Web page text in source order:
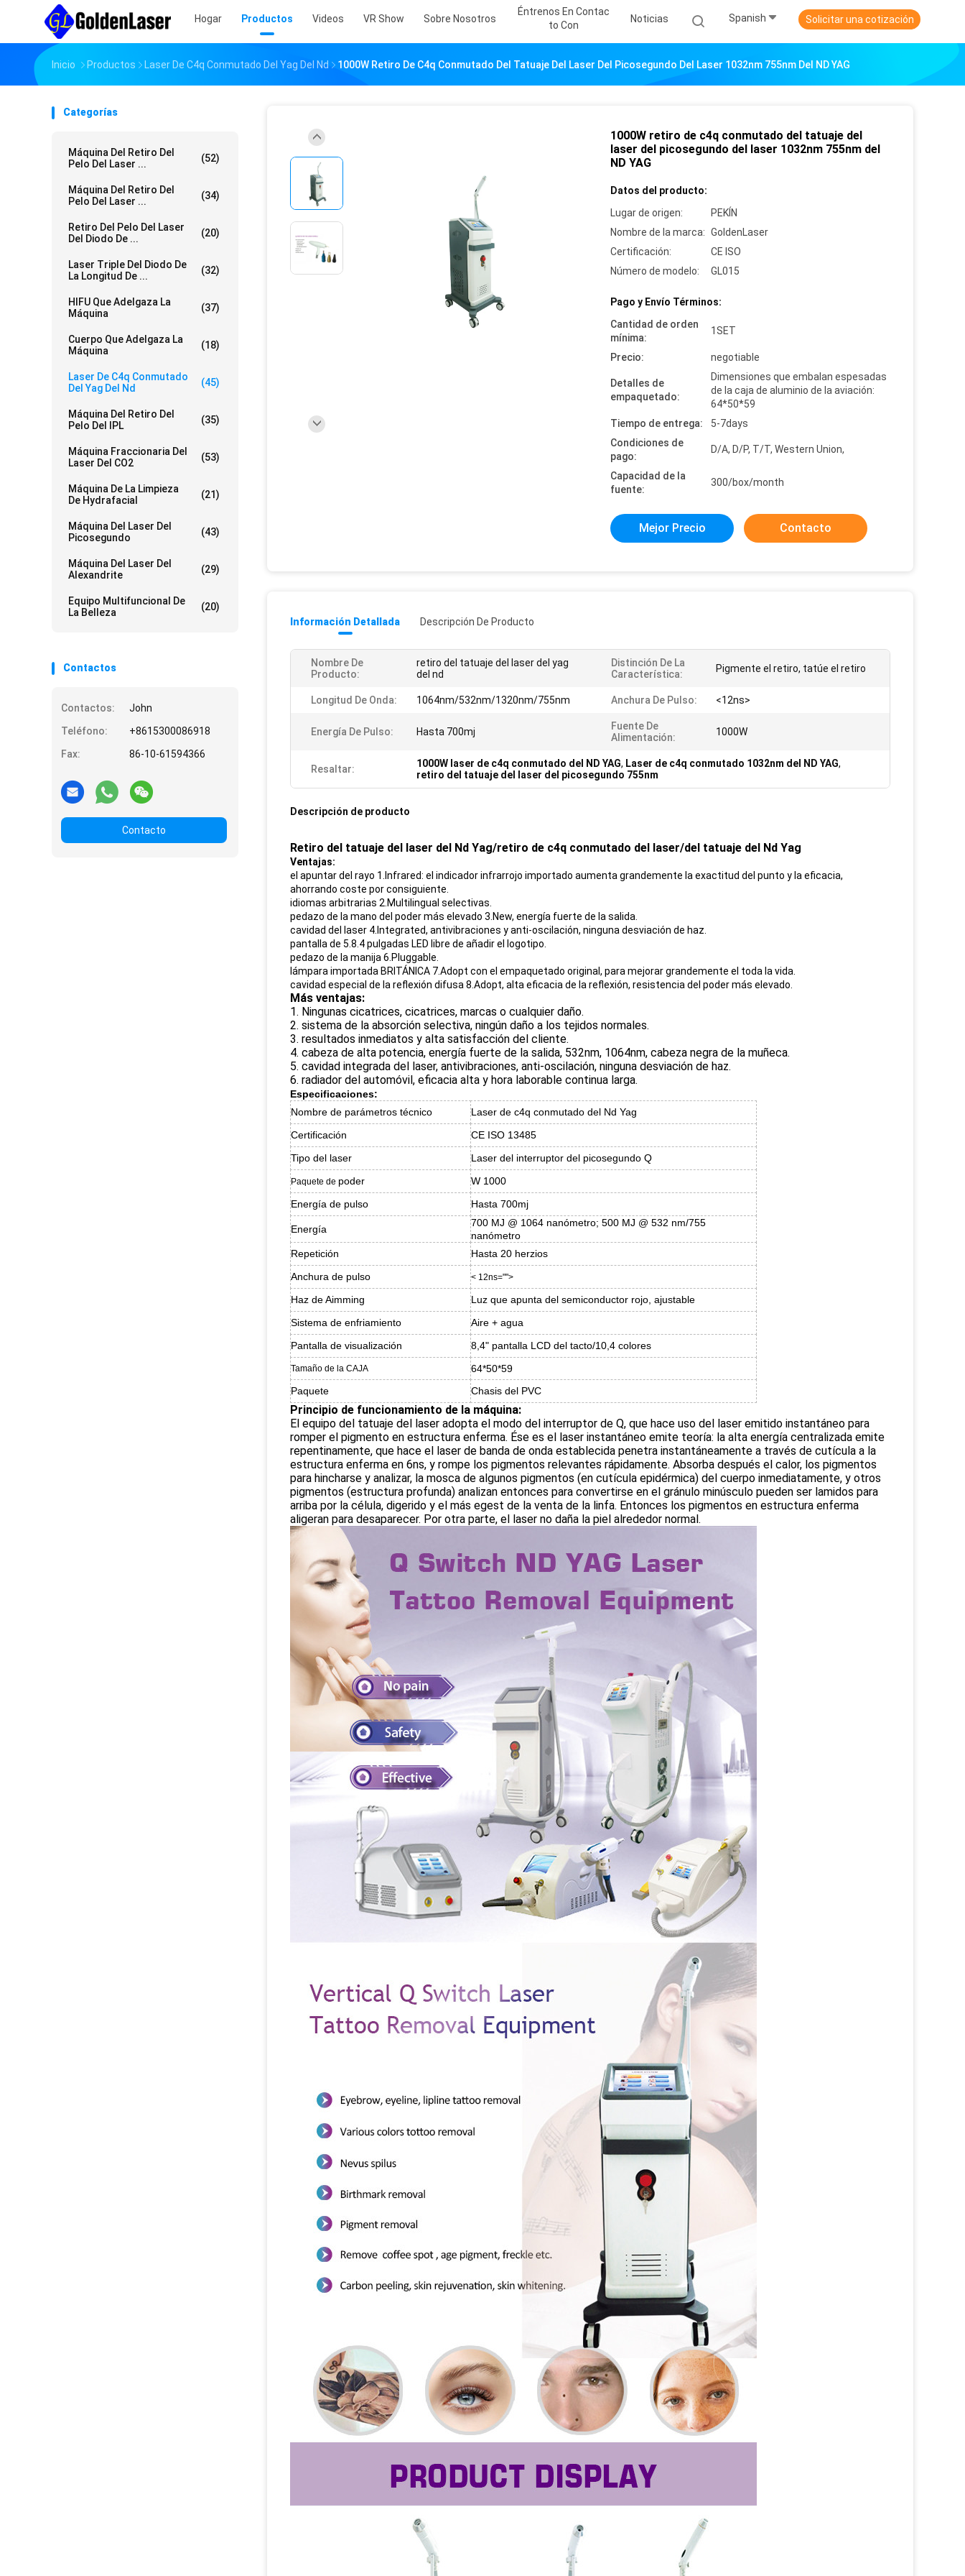
Hogar Productos Videos VR Show Sobre Nosotros
Éntrenos En Contac
To Con
Noticias Spanish Solicitar una cotización
Inicio Productos Laser De C4q Conmutado Del Yag Del Nd 1000W Retiro De C4q Conmutado Del Tatuaje Del Laser Del Picosegundo Del Laser 1032nm 755nm Del ND YAG
Categorías
Máquina Del Retiro Del
Pelo Del Laser ...
(52)
Máquina Del Retiro Del
Pelo Del Laser ...
(34)
Retiro Del Pelo Del Laser
Del Diodo De ...
(20)
Laser Triple Del Diodo De
La Longitud De ...
(32)
HIFU Que Adelgaza La
Máquina
(37)
Cuerpo Que Adelgaza La
Máquina
(18)
Laser De C4q Conmutado
Del Yag Del Nd
(45)
Máquina Del Retiro Del
Pelo Del IPL
(35)
Máquina Fraccionaria Del
Laser Del CO2
(53)
Máquina De La Limpieza
De Hydrafacial
(21)
Máquina Del Laser Del
Picosegundo
(43)
Máquina Del Laser Del
Alexandrite
(29)
Equipo Multifuncional De
La Belleza
(20)
Contactos
Contactos:
John
Teléfono:
+8615300086918
Fax:
86-10-61594366
Contacto
1000W retiro de c4q conmutado del tatuaje del
laser del picosegundo del laser 1032nm 755nm del
ND YAG
Datos del producto:
Lugar de origen:
PEKÍN
Nombre de la marca: GoldenLaser
Certificación:
CE ISO
Número de modelo:
GL015
Pago y Envío Términos:
Cantidad de orden
mínima:
1SET
Precio: negotiable
Detalles de
empaquetado:
Dimensiones que embalan espesadas
de la caja de aluminio de la aviación:
64*50*59
Tiempo de entrega:
5-7days
Condiciones de
pago:
D/A, D/P, T/T, Western Union,
Capacidad de la
fuente:
300/box/month
Mejor Precio Contacto
Información Detallada Descripción De Producto
Nombre De
Producto:
retiro del tatuaje del laser del yag
del nd
Distinción De La
Característica:
Pigmente el retiro, tatúe el retiro
Longitud De Onda: 1064nm/532nm/1320nm/755nm Anchura De Pulso: <12ns>
Energía De Pulso: Hasta 700mj
Fuente De
Alimentación:
1000W
Resaltar: 1000W laser de c4q conmutado del ND YAG, Laser de c4q conmutado 1032nm del ND YAG,
retiro del tatuaje del laser del picosegundo 755nm
Descripción de producto
Retiro del tatuaje del laser del Nd Yag/retiro de c4q conmutado del laser/del tatuaje del Nd Yag
Ventajas:
el apuntar del rayo 1.Infrared: el indicador infrarrojo importado aumenta grandemente la exactitud del punto y la eficacia,
ahorrando coste por consiguiente.
idiomas arbitrarias 2.Multilingual selectivas.
pedazo de la mano del poder más elevado 3.New, energía fuerte de la salida.
cavidad del laser 4.Integrated, antivibraciones y anti-oscilación, ninguna desviación de haz.
pantalla de 5.8.4 pulgadas LED libre de añadir el logotipo.
pedazo de la manija 6.Pluggable.
lámpara importada BRITÁNICA 7.Adopt con el empaquetado original, para mejorar grandemente el toda la vida.
cavidad especial de la reflexión difusa 8.Adopt, alta eficacia de la reflexión, resistencia del poder más elevado.
Más ventajas:
1. Ningunas cicatrices, cicatrices, marcas o cualquier daño.
2. sistema de la absorción selectiva, ningún daño a los tejidos normales.
3. resultados inmediatos y alta satisfacción del cliente.
4. cabeza de alta potencia, energía fuerte de la salida, 532nm, 1064nm, cabeza negra de la muñeca.
5. cavidad integrada del laser, antivibraciones, anti-oscilación, ninguna desviación de haz.
6. radiador del automóvil, eficacia alta y hora laborable continua larga.
Especificaciones:
Nombre de parámetros técnico
Laser de c4q conmutado del Nd Yag
Certificación
CE ISO 13485
Tipo del laser
Laser del interruptor del picosegundo Q
Paquete de poder
W 1000
Energía de pulso
Hasta 700mj
Energía
700 MJ @ 1064 nanómetro; 500 MJ @ 532 nm/755
nanómetro
Repetición
Hasta 20 herzios
Anchura de pulso
< 12ns="">
Haz de Aimming
Luz que apunta del semiconductor rojo, ajustable
Sistema de enfriamiento
Aire + agua
Pantalla de visualización
8,4" pantalla LCD del tacto/10,4 colores
Tamaño de la CAJA
64*50*59
Paquete
Chasis del PVC
Principio de funcionamiento de la máquina:
El equipo del tatuaje del laser adopta el modo del interruptor de Q, que hace uso del laser emitido instantáneo para
romper el pigmento en estructura enferma. Ése es el laser instantáneo emite teoría: la alta energía centralizada emite
repentinamente, que hace el laser de banda de onda establecida penetra instantáneamente a través de cutícula a la
estructura enferma en 6ns, y rompe los pigmentos relevantes rápidamente. Absorba después el calor, los pigmentos
para hincharse y analizar, la mosca de algunos pigmentos (en cutícula epidérmica) del cuerpo inmediatamente, y otros
pigmentos (estructura profunda) analizan entonces para convertirse en el gránulo minúsculo pueden ser lamidos para
arriba por la célula, digerido y el más egest de la venta de la linfa. Entonces los pigmentos en estructura enferma
aligeran para desaparecer. Por otra parte, el laser no daña la piel alrededor normal.